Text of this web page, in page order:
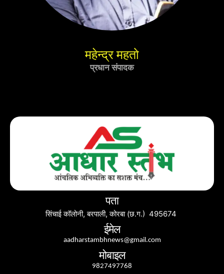
महेन्द्र महतो
प्रधान संपादक
पता
सिंचाई कॉलोनी, बरपाली, कोरबा (छ.ग.) 495674
ईमेल
aadharstambhnews@gmail.com
मोबाइल
9827497768